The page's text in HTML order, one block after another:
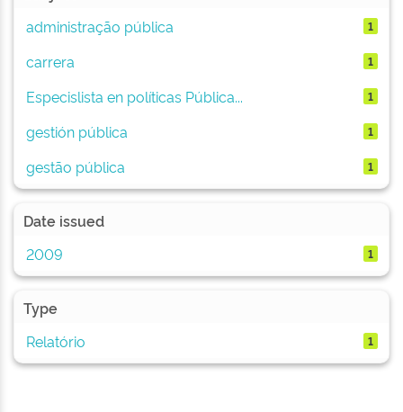
administração pública
1
carrera 1
Especislista en políticas Pública... 1
gestión pública 1
gestão pública 1
Date issued
2009
1
Type
Relatório
1